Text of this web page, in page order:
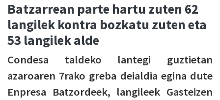
Batzarrean parte hartu zuten 62
langilek kontra bozkatu zuten eta
53 langilek alde
Condesa taldeko lantegi guztietan
azaroaren 7rako greba deialdia egina dute
Enpresa Batzordeek, langileek Gasteizen